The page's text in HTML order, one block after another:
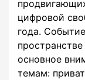
цифровой
года.
основное
темам: